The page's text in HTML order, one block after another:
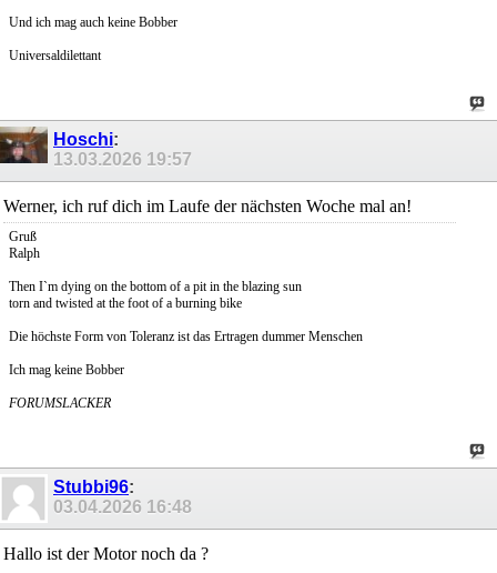
Und ich mag auch keine Bobber
Universaldilettant
Hoschi:
13.03.2026 19:57
Werner, ich ruf dich im Laufe der nächsten Woche mal an!
Gruß
Ralph
Then I`m dying on the bottom of a pit in the blazing sun
torn and twisted at the foot of a burning bike
Die höchste Form von Toleranz ist das Ertragen dummer Menschen
Ich mag keine Bobber
FORUMSLACKER
Stubbi96:
03.04.2026 16:48
Hallo ist der Motor noch da ?